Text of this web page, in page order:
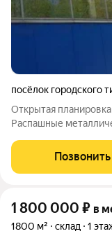
посёлок городского
Открытая
Распашные
производстве.
Технические
Позвонить
1 800 000 ₽ в
1800 м² склад 1